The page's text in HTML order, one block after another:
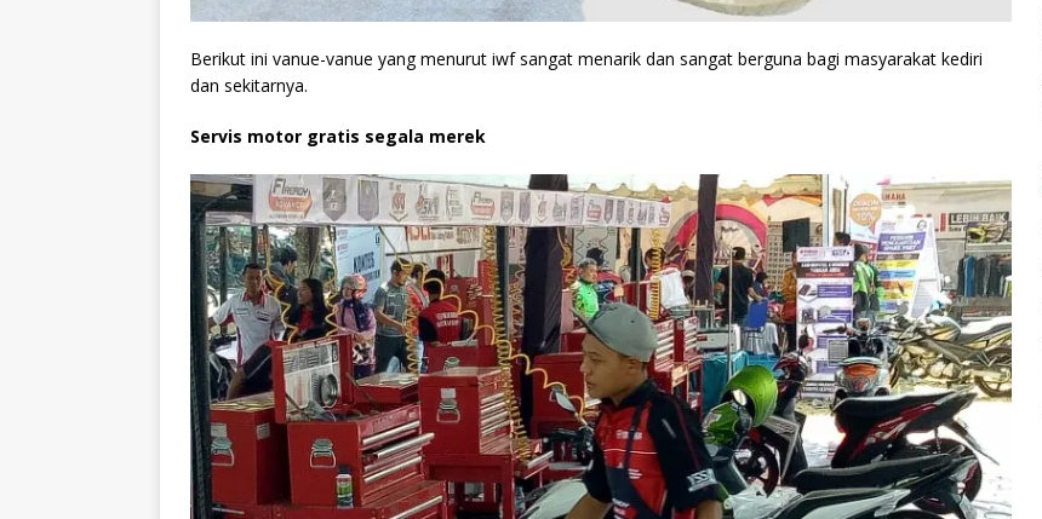
Berikut ini vanue-vanue yang menurut iwf sangat menarik dan sangat berguna bagi masyarakat kediri
dan sekitarnya.
Servis motor gratis segala merek